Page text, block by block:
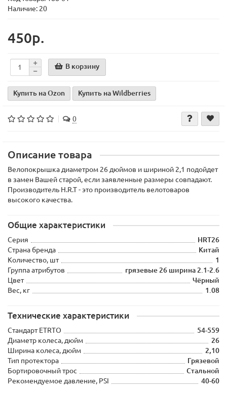
Наличие: 20
450р.
В корзину
Купить на Ozon Купить на Wildberries
0
Описание товара
Велопокрышка диаметром 26 дюймов и шириной 2,1 подойдет
в замен Вашей старой, если заявленные размеры совпадают.
Производитель H.R.T - это производитель велотоваров
высокого качества.
Общие характеристики
Серия
HRT26
Страна бренда
Китай
Количество, шт
1
Группа атрибутов
грязевые 26 ширина 2.1-2.6
Цвет
Чёрный
Вес, кг
1.08
Технические характеристики
Стандарт ETRTO
54-559
Диаметр колеса, дюйм
26
Ширина колеса, дюйм
2,10
Тип протектора
Грязевой
Бортировочный трос
Стальной
Рекомендуемое давление, PSI
40-60